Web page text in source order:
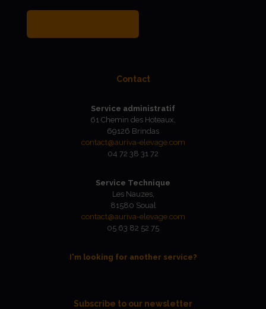
Contact
Service administratif
61 Chemin des Hoteaux,
69126 Brindas
contact@auriva-elevage.com
04 72 38 31 72
Service Technique
Les Nauzes,
81580 Soual
contact@auriva-elevage.com
05 63 82 52 75
I'm looking for another service?
Subscribe to our newsletter